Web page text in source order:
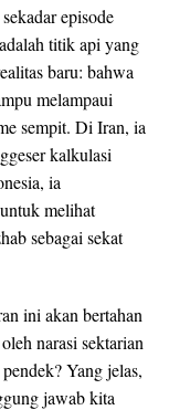
episode
titik api yang
baru: bahwa
melampaui
sempit. Di Iran, ia
kalkulasi
ia
melihat
sebagai sekat
ini akan bertahan
narasi sektarian
Yang jelas,
jawab kita